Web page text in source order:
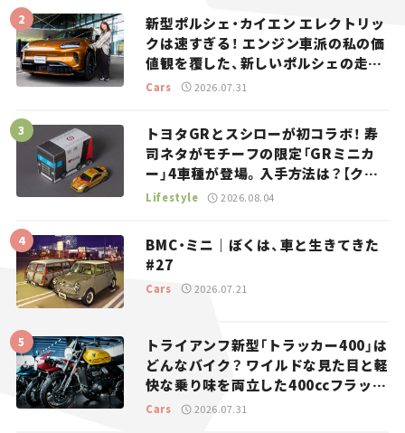
新型ポルシェ・カイエン エレクトリッ
クは速すぎる！ エンジン車派の私の価
値観を覆した、新しいポルシェの走
り。
Cars 2026.07.31
トヨタGRとスシローが初コラボ！ 寿
司ネタがモチーフの限定「GRミニカ
ー」4車種が登場。入手方法は？【クル
マとホビー】
Lifestyle 2026.08.04
BMC・ミニ｜ぼくは、車と生きてきた
#27
Cars 2026.07.21
トライアンフ新型「トラッカー400」は
どんなバイク？ ワイルドな見た目と軽
快な乗り味を両立した400ccフラット
トラッカー【試乗レビュー】
Cars 2026.07.31